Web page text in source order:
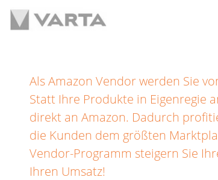
Als Amazon Vendor werden Sie
Statt Ihre Produkte in Eigenregie
direkt an Amazon. Dadurch
die Kunden dem größten
Vendor-Programm steigern Sie
Ihren Umsatz!